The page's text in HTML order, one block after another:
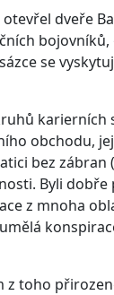
dveře
se
obchodu,
bez zábran
Byli
z mnoha
toho